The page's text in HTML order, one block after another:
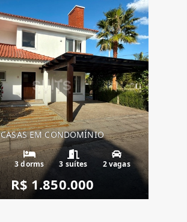
CASAS EM CONDOMÍNIO
3 dorms 3 suítes 2 vagas
R$ 1.850.000